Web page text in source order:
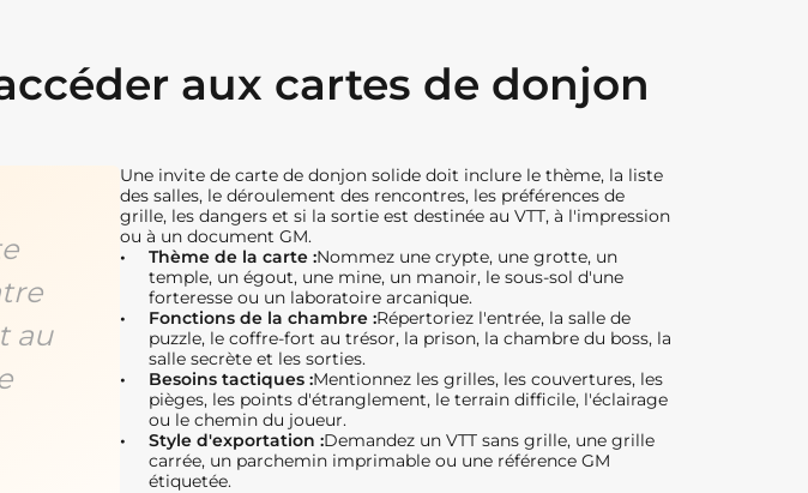
aux cartes de donjon
au
Une invite de carte de donjon solide doit inclure le thème, la liste
des salles, le déroulement des rencontres, les préférences de
grille, les dangers et si la sortie est destinée au VTT, à l'impression
ou à un document GM.
Thème de la carte :Nommez une crypte, une grotte, un
temple, un égout, une mine, un manoir, le sous-sol d'une
forteresse ou un laboratoire arcanique.
Fonctions de la chambre :Répertoriez l'entrée, la salle de
puzzle, le coffre-fort au trésor, la prison, la chambre du boss, la
salle secrète et les sorties.
Besoins tactiques :Mentionnez les grilles, les couvertures, les
pièges, les points d'étranglement, le terrain difficile, l'éclairage
ou le chemin du joueur.
Style d'exportation :Demandez un VTT sans grille, une grille
carrée, un parchemin imprimable ou une référence GM
étiquetée.